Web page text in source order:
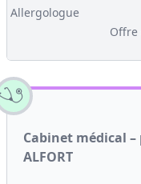
Allergologue
Offre
Cabinet médical –
ALFORT